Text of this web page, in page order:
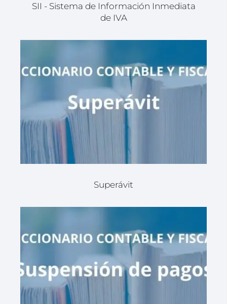
SII - Sistema de Información Inmediata
de IVA
Superávit